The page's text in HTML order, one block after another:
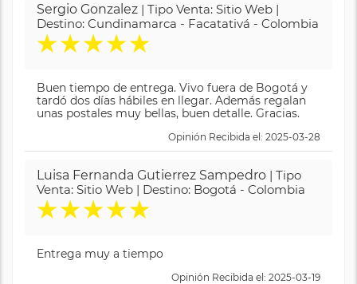
Sergio Gonzalez | Tipo Venta: Sitio Web |
Destino: Cundinamarca - Facatativá - Colombia
★★★★★
Buen tiempo de entrega. Vivo fuera de Bogotá y
tardó dos días hábiles en llegar. Además regalan
unas postales muy bellas, buen detalle. Gracias.
Opinión Recibida el: 2025-03-28
Luisa Fernanda Gutierrez Sampedro | Tipo
Venta: Sitio Web | Destino: Bogotá - Colombia
★★★★★
Entrega muy a tiempo
Opinión Recibida el: 2025-03-19